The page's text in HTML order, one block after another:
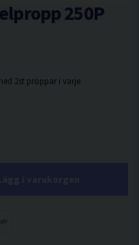
250P
2st proppar i varje